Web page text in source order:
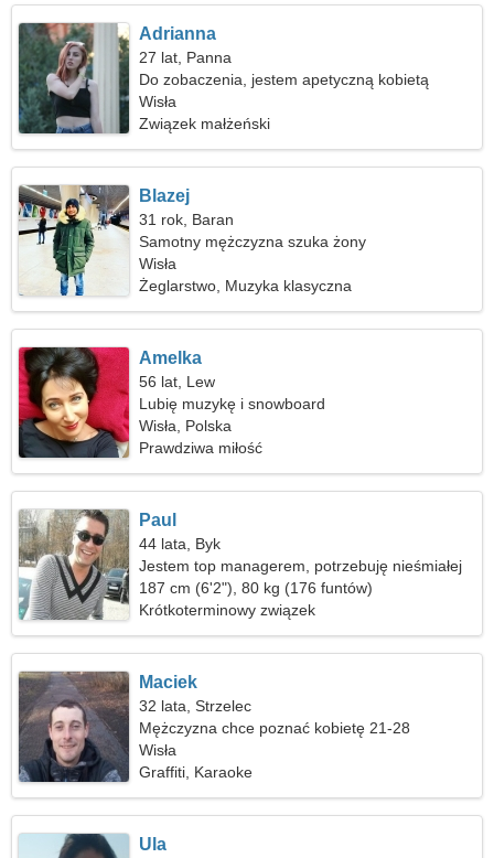
Adrianna
27 lat, Panna
Do zobaczenia, jestem apetyczną kobietą
Wisła
Związek małżeński
Blazej
31 rok, Baran
Samotny mężczyzna szuka żony
Wisła
Żeglarstwo, Muzyka klasyczna
Amelka
56 lat, Lew
Lubię muzykę i snowboard
Wisła, Polska
Prawdziwa miłość
Paul
44 lata, Byk
Jestem top managerem, potrzebuję nieśmiałej
kobiety
187 cm (6'2"), 80 kg (176 funtów)
Krótkoterminowy związek
Maciek
32 lata, Strzelec
Mężczyzna chce poznać kobietę 21-28
Wisła
Graffiti, Karaoke
Ula